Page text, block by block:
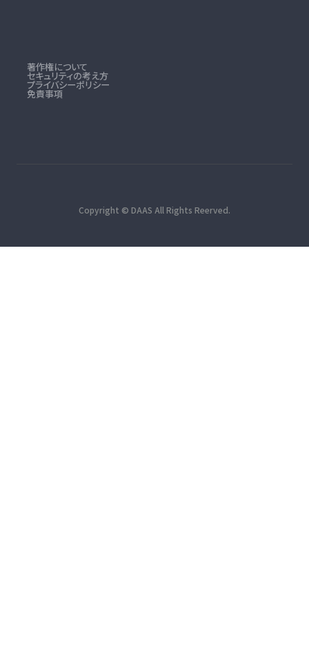
著作権について
セキュリティの考え方
プライバシーポリシー
免責事項
Copyright © DAAS All Rights Reerved.